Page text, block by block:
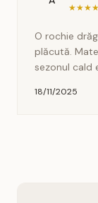
★★★★
O rochie
plăcută.
sezonul cald
18/11/2025